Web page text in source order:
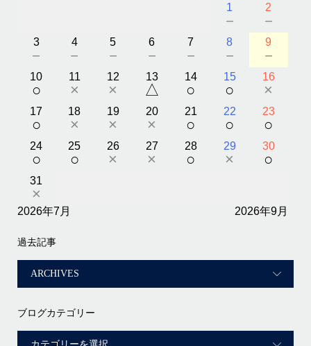
1
－
2
－
3
－
4
－
5
－
6
－
7
－
8
－
9
－
10
○
11
×
12
×
13
△
14
○
15
○
16
×
17
○
18
×
19
×
20
×
21
○
22
○
23
○
24
○
25
○
26
×
27
×
28
○
29
×
30
○
31
×
2026年7月 2026年9月
過去記事
ブログカテゴリー